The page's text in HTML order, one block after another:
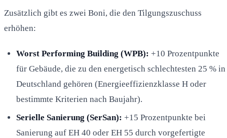
Zusätzlich gibt es zwei Boni, die den Tilgungszuschuss
erhöhen:
Worst Performing Building (WPB): +10 Prozentpunkte
für Gebäude, die zu den energetisch schlechtesten 25 % in
Deutschland gehören (Energieeffizienzklasse H oder
bestimmte Kriterien nach Baujahr).
Serielle Sanierung (SerSan): +15 Prozentpunkte bei
Sanierung auf EH 40 oder EH 55 durch vorgefertigte